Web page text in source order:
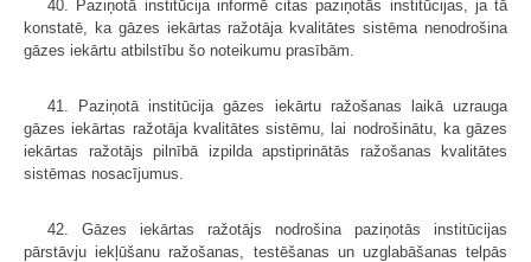
40. Paziņotā institūcija informē citas paziņotās institūcijas, ja tā
konstatē, ka gāzes iekārtas ražotāja kvalitātes sistēma nenodrošina
gāzes iekārtu atbilstību šo noteikumu prasībām.
41. Paziņotā institūcija gāzes iekārtu ražošanas laikā uzrauga
gāzes iekārtas ražotāja kvalitātes sistēmu, lai nodrošinātu, ka gāzes
iekārtas ražotājs pilnībā izpilda apstiprinātās ražošanas kvalitātes
sistēmas nosacījumus.
42. Gāzes iekārtas ražotājs nodrošina paziņotās institūcijas
pārstāvju iekļūšanu ražošanas, testēšanas un uzglabāšanas telpās